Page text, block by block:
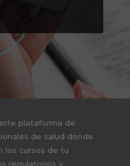
plataforma de
de salud donde
los cursos de tu
regulatorios y